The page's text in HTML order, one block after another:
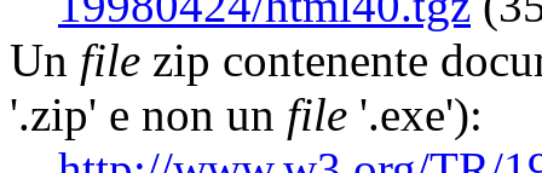
Un file zip contenente
'.zip' e non un file '.exe'):